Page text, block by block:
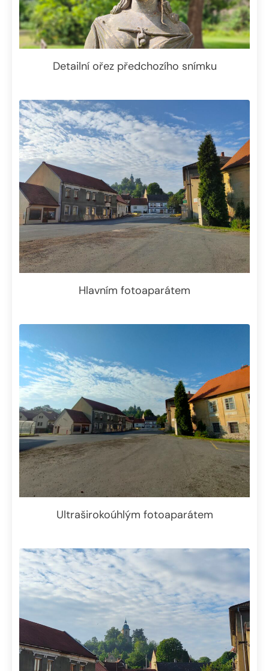
Detailní ořez předchozího snímku
Hlavním fotoaparátem
Ultraširokoúhlým fotoaparátem